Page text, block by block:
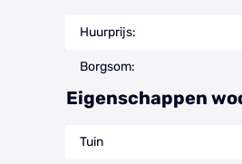
Huurprijs:
Borgsom:
Eigenschappen
Tuin